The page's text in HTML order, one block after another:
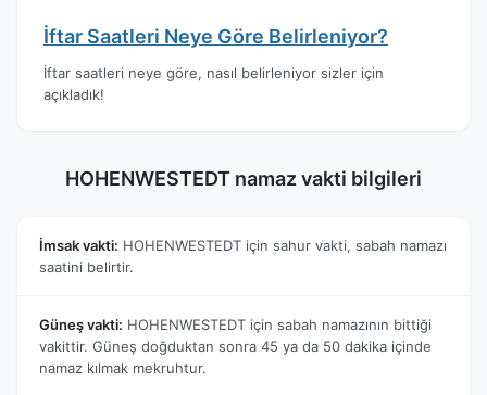
İftar Saatleri Neye Göre Belirleniyor?
İftar saatleri neye göre, nasıl belirleniyor sizler için
açıkladık!
HOHENWESTEDT namaz vakti bilgileri
İmsak vakti: HOHENWESTEDT için sahur vakti, sabah namazı
saatini belirtir.
Güneş vakti: HOHENWESTEDT için sabah namazının bittiği
vakittir. Güneş doğduktan sonra 45 ya da 50 dakika içinde
namaz kılmak mekruhtur.